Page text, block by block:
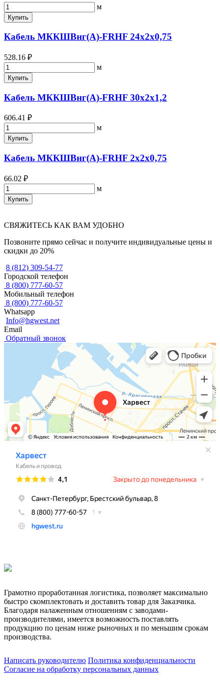
м
Купить
Кабель МККШВнг(А)-FRHF 24х2х0,75
528.16 ₽
м
Купить
Кабель МККШВнг(А)-FRHF 30х2х1,2
606.41 ₽
м
Купить
Кабель МККШВнг(А)-FRHF 2х2х0,75
66.02 ₽
м
Купить
СВЯЖИТЕСЬ КАК ВАМ УДОБНО
Позвоните прямо сейчас и получите индивидуальные цены и
скидки до 20%
8 (812) 309-54-77
Городской телефон
8 (800) 777-60-57
Мобильный телефон
8 (800) 777-60-57
Whatsapp
Info@hgwest.net
Email
Обратный звонок
Грамотно проработанная логистика, позволяет максимально
быстро скомплектовать и доставить товар для Заказчика.
Благодаря налаженным отношениям с заводами-
производителями, имеется возможность поставлять
продукцию по ценам ниже рыночных и по меньшим срокам
производства.
Написать руководителю Политика конфиденциальности
Согласие на обработку персональных данных